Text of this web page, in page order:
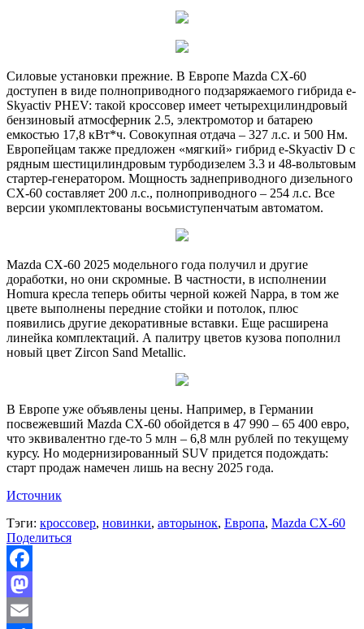
Силовые установки прежние. В Европе Mazda CX-60
доступен в виде полноприводного подзаряжаемого гибрида e-
Skyactiv PHEV: такой кроссовер имеет четырехцилиндровый
бензиновый атмосферник 2.5, электромотор и батарею
емкостью 17,8 кВт*ч. Совокупная отдача – 327 л.с. и 500 Нм.
Европейцам также предложен «мягкий» гибрид e-Skyactiv D с
рядным шестицилиндровым турбодизелем 3.3 и 48-вольтовым
стартер-генератором. Мощность заднеприводного дизельного
CX-60 составляет 200 л.с., полноприводного – 254 л.с. Все
версии укомплектованы восьмиступенчатым автоматом.
Mazda CX-60 2025 модельного года получил и другие
доработки, но они скромные. В частности, в исполнении
Homura кресла теперь обиты черной кожей Nappa, в том же
цвете выполнены передние стойки и потолок, плюс
появились другие декоративные вставки. Еще расширена
линейка комплектаций. А палитру цветов кузова пополнил
новый цвет Zircon Sand Metallic.
В Европе уже объявлены цены. Например, в Германии
посвежевший Mazda CX-60 обойдется в 47 990 – 65 400 евро,
что эквивалентно где-то 5 млн – 6,8 млн рублей по текущему
курсу. Но модернизированный SUV придется подождать:
старт продаж намечен лишь на весну 2025 года.
Источник
Тэги: кроссовер, новинки, авторынок, Европа, Mazda CX-60
Поделиться
Facebook
Mastodon